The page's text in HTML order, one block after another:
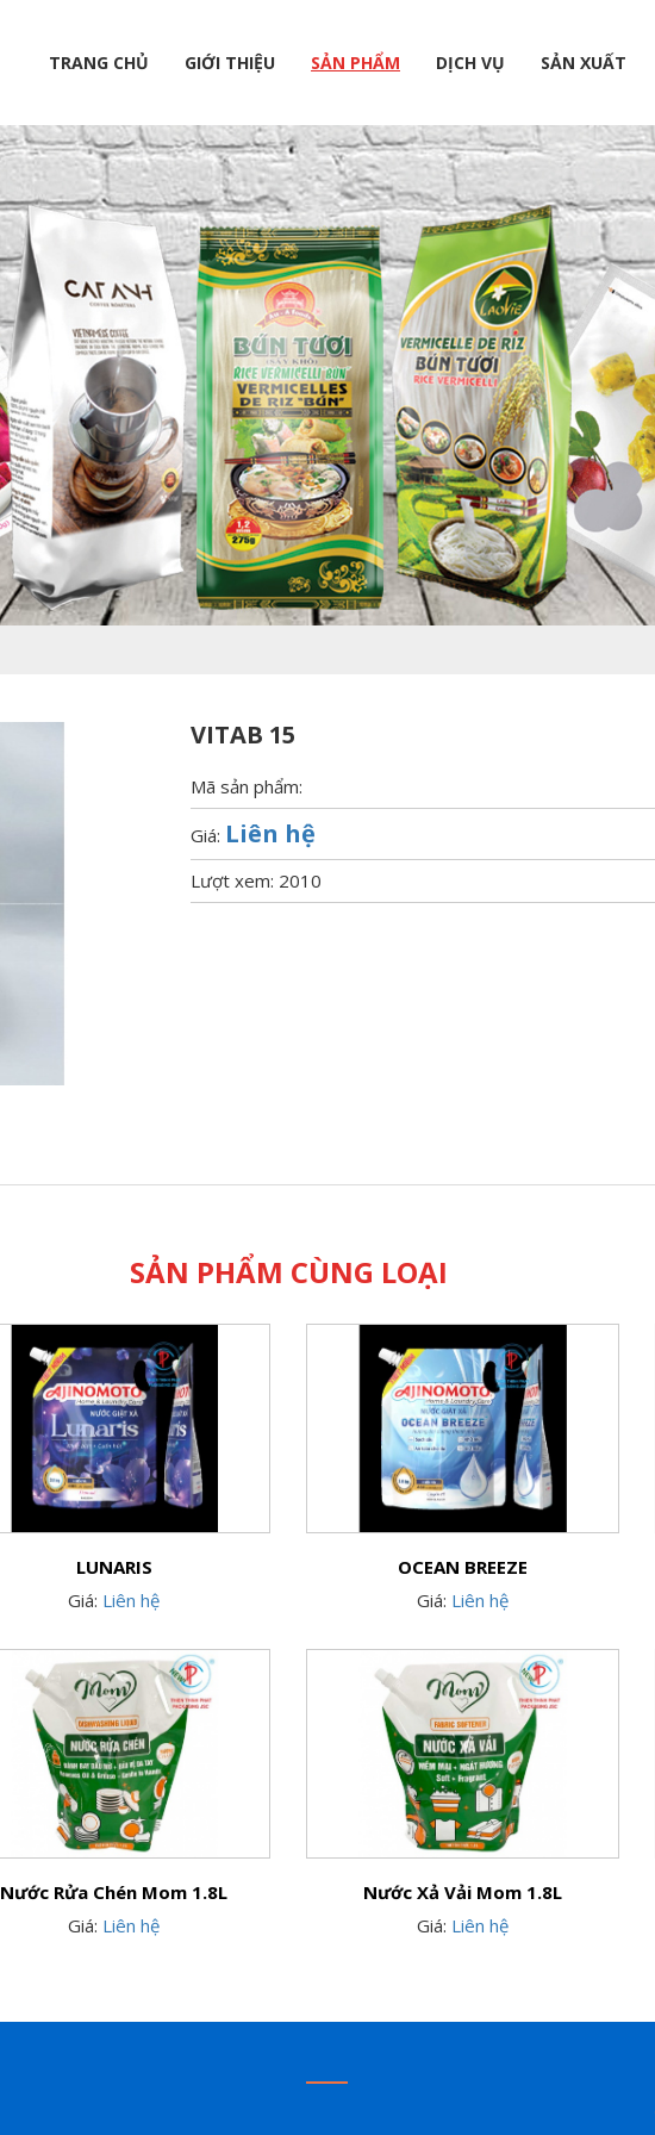
TRANG CHỦ GIỚI THIỆU SẢN PHẨM DỊCH VỤ SẢN XUẤT
VITAB 15
Mã sản phẩm:
Giá: Liên hệ
Lượt xem: 2010
SẢN PHẨM CÙNG LOẠI
LUNARIS
Giá: Liên hệ
OCEAN BREEZE
Giá: Liên hệ
Nước Rửa Chén Mom 1.8L
Giá: Liên hệ
Nước Xả Vải Mom 1.8L
Giá: Liên hệ